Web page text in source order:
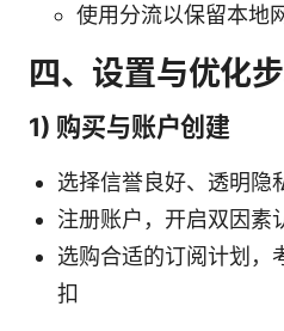
使用分流以保留本地
四、设置与优化
1) 购买与账户创建
选择信誉良好、透明隐
注册账户，开启双因素
选购合适的订阅计划，
扣